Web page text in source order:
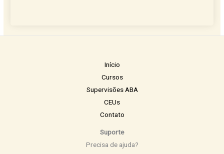
Início
Cursos
Supervisões ABA
CEUs
Contato
Suporte
Precisa de ajuda?